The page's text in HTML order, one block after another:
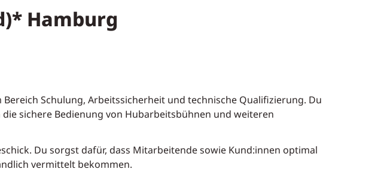
Hamburg
Schulung, Arbeitssicherheit und technische Qualifizierung. Du
sichere Bedienung von Hubarbeitsbühnen und weiteren
Du sorgst dafür, dass Mitarbeitende sowie Kund:innen optimal
vermittelt bekommen.